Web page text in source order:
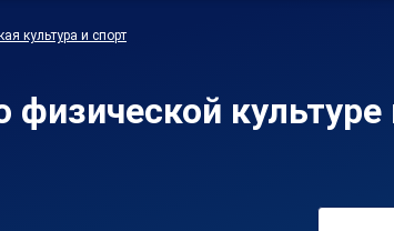
культура и спорт
культуре